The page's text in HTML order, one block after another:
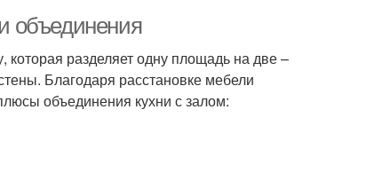
объединения
разделяет одну площадь на две –
Благодаря расстановке мебели
объединения кухни с залом: